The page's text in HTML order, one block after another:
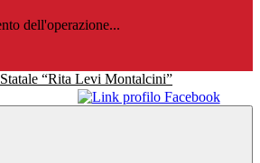
dell'operazione...